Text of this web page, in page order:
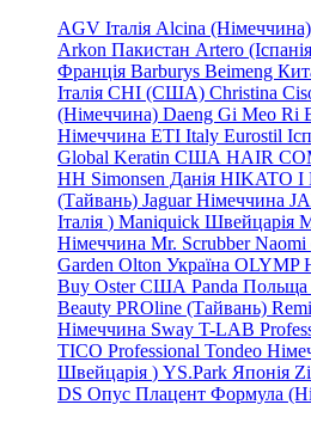
AGV Італія Alcina (Німеччина)
Arkon Пакистан Artero
Франція Barburys Beimeng
Італія CHI (США) Christina
(Німеччина) Daeng Gi Meo Ri
Німеччина ETI Italy Eurostil
Global Keratin США HAIR
HH Simonsen Данія HIKATO I
(Тайвань) Jaguar Німеччина
Італія ) Maniquick Швейцарія
Німеччина Mr. Scrubber Naomi
Garden Olton Україна OLYMP
Buy Oster США Panda Польща
Beauty PROline (Тайвань)
Німеччина Sway T-LAB
TICO Professional Tondeo
Швейцарія ) YS.Park Японія
DS Опус Плацент Формула